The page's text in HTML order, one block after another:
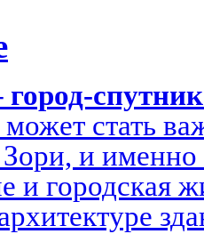
город-
стать
и именно
и городская